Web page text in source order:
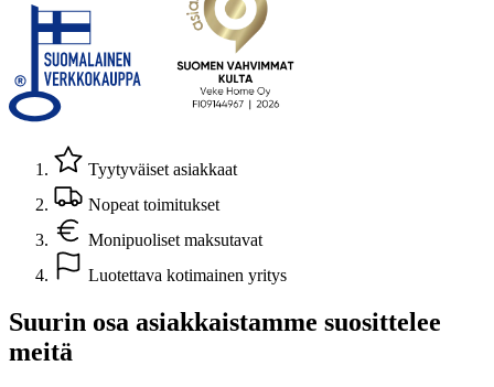
Tyytyväiset asiakkaat
Nopeat toimitukset
Monipuoliset maksutavat
Luotettava kotimainen yritys
Suurin osa asiakkaistamme suosittelee
meitä